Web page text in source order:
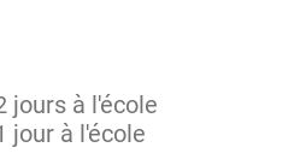
jours à l'école
jour à l'école